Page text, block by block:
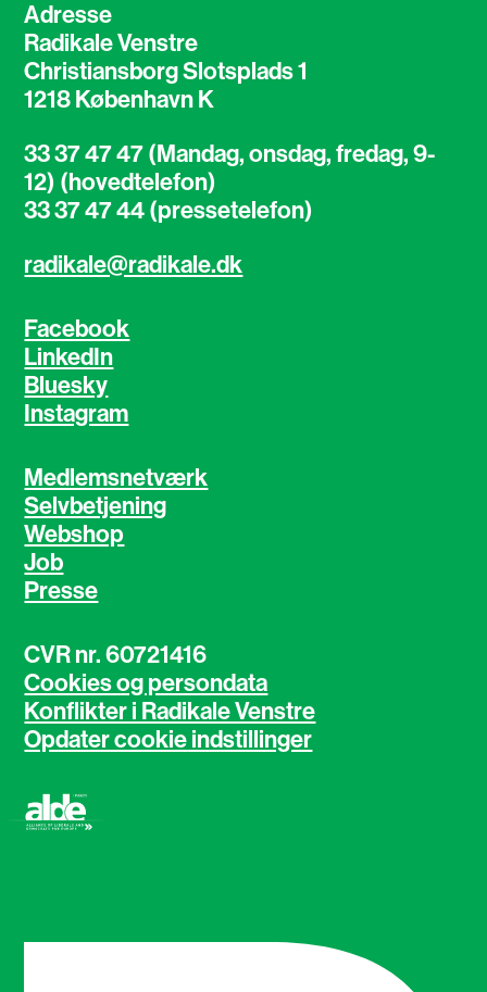
Adresse
Radikale Venstre
Christiansborg Slotsplads 1
1218 København K
33 37 47 47 (Mandag, onsdag, fredag, 9-
12) (hovedtelefon)
33 37 47 44 (pressetelefon)
radikale@radikale.dk
Facebook
LinkedIn
Bluesky
Instagram
Medlemsnetværk
Selvbetjening
Webshop
Job
Presse
CVR nr. 60721416
Cookies og persondata
Konflikter i Radikale Venstre
Opdater cookie indstillinger